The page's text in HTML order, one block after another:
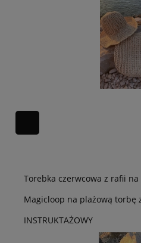
Torebka czerwcowa z rafii na
Magicloop na plażową torbę
INSTRUKTAŻOWY